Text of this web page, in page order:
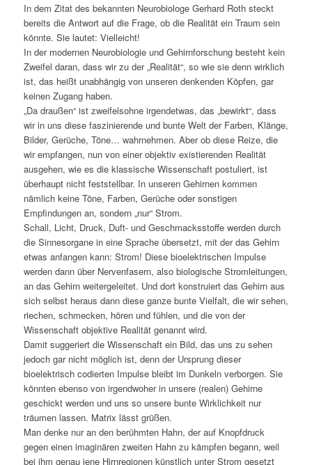
In dem Zitat des bekannten Neurobiologe Gerhard Roth steckt
bereits die Antwort auf die Frage, ob die Realität ein Traum sein
könnte. Sie lautet: Vielleicht!
In der modernen Neurobiologie und Gehirnforschung besteht kein
Zweifel daran, dass wir zu der „Realität“, so wie sie denn wirklich
ist, das heißt unabhängig von unseren denkenden Köpfen, gar
keinen Zugang haben.
„Da draußen“ ist zweifelsohne irgendetwas, das „bewirkt“, dass
wir in uns diese faszinierende und bunte Welt der Farben, Klänge,
Bilder, Gerüche, Töne… wahrnehmen. Aber ob diese Reize, die
wir empfangen, nun von einer objektiv existierenden Realität
ausgehen, wie es die klassische Wissenschaft postuliert, ist
überhaupt nicht feststellbar. In unseren Gehirnen kommen
nämlich keine Töne, Farben, Gerüche oder sonstigen
Empfindungen an, sondern „nur“ Strom.
Schall, Licht, Druck, Duft- und Geschmacksstoffe werden durch
die Sinnesorgane in eine Sprache übersetzt, mit der das Gehirn
etwas anfangen kann: Strom! Diese bioelektrischen Impulse
werden dann über Nervenfasern, also biologische Stromleitungen,
an das Gehirn weitergeleitet. Und dort konstruiert das Gehirn aus
sich selbst heraus dann diese ganze bunte Vielfalt, die wir sehen,
riechen, schmecken, hören und fühlen, und die von der
Wissenschaft objektive Realität genannt wird.
Damit suggeriert die Wissenschaft ein Bild, das uns zu sehen
jedoch gar nicht möglich ist, denn der Ursprung dieser
bioelektrisch codierten Impulse bleibt im Dunkeln verborgen. Sie
könnten ebenso von irgendwoher in unsere (realen) Gehirne
geschickt werden und uns so unsere bunte Wirklichkeit nur
träumen lassen. Matrix lässt grüßen.
Man denke nur an den berühmten Hahn, der auf Knopfdruck
gegen einen imaginären zweiten Hahn zu kämpfen begann, weil
bei ihm genau jene Hirnregionen künstlich unter Strom gesetzt